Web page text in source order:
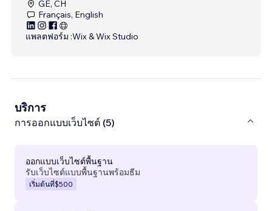
GE, CH
Français, English
แพลตฟอร์ม :Wix & Wix Studio
บริการ
การออกแบบเว็บไซต์ (5)
ออกแบบเว็บไซต์พื้นฐาน
รับเว็บไซต์แบบพื้นฐานพร้อมธีม
เริ่มต้นที่$500